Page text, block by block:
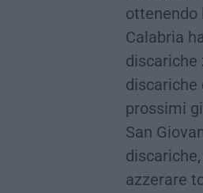
ottenendo
Calabria
discariche
discariche
prossimi
San
azzerare